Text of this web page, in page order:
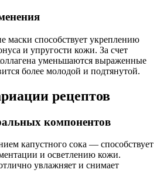
маски способствует укреплению
и упругости кожи. За счет
уменьшаются выраженные
более молодой и подтянутой.
рецептов
компонентов
капустного сока — способствует
и осветлению кожи.
увлажняет и снимает